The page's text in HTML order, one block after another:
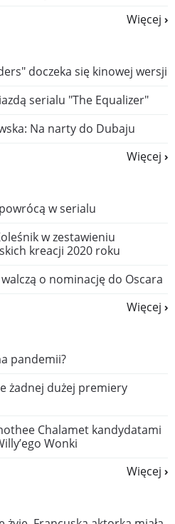
Więcej
doczeka się kinowej wersji
serialu "The Equalizer"
Na narty do Dubaju
Więcej
w serialu
w zestawieniu
kreacji 2020 roku
o nominację do Oscara
Więcej
pandemii?
żadnej dużej premiery
Chalamet kandydatami
Wonki
Więcej